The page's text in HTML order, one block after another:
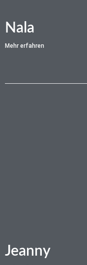
Nala
Mehr erfahren
Jeanny